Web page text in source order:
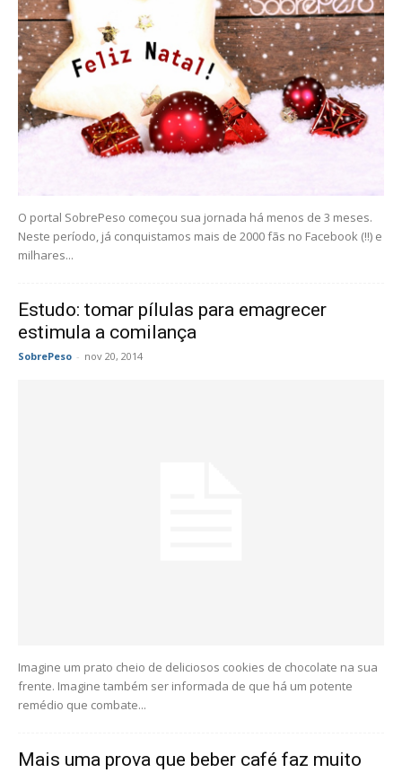
O portal SobrePeso começou sua jornada há menos de 3 meses.
Neste período, já conquistamos mais de 2000 fãs no Facebook (!!) e
milhares...
Estudo: tomar pílulas para emagrecer
estimula a comilança
SobrePeso - nov 20, 2014
Imagine um prato cheio de deliciosos cookies de chocolate na sua
frente. Imagine também ser informada de que há um potente
remédio que combate...
Mais uma prova que beber café faz muito